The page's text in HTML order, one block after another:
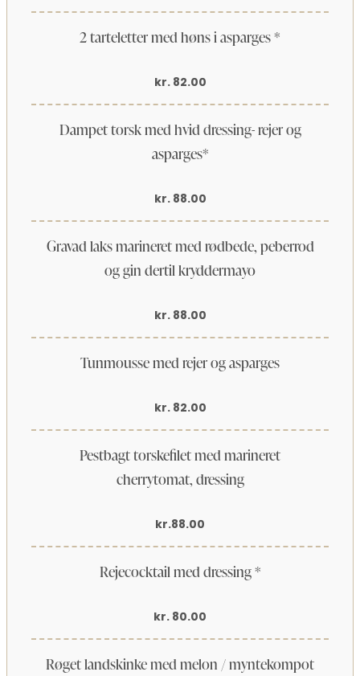
2 tarteletter med høns i asparges *
kr. 82.00
Dampet torsk med hvid dressing- rejer og
asparges*
kr. 88.00
Gravad laks marineret med rødbede, peberrod
og gin dertil kryddermayo
kr. 88.00
Tunmousse med rejer og asparges
kr. 82.00
Pestbagt torskefilet med marineret
cherrytomat, dressing
kr.88.00
Rejecocktail med dressing *
kr. 80.00
Røget landskinke med melon / myntekompot